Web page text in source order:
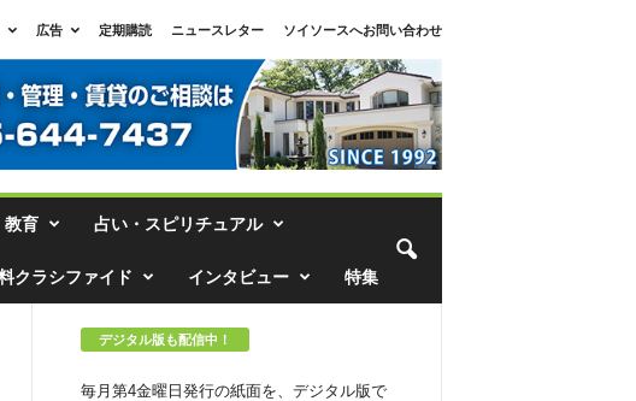
広告 定期購読 ニュースレター
ソイソースへお問い合わせ
教育 占い・スピリチュアル
クラシファイド インタビュー 特集
デジタル版も配信中！
毎月第4金曜日発行の紙面を、デジタル版で